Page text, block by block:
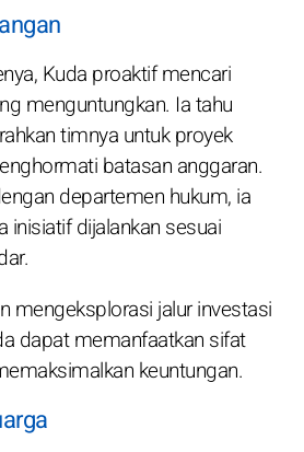
Kuda proaktif mencari
menguntungkan. Ia tahu
timnya untuk proyek
batasan anggaran.
departemen hukum, ia
dijalankan sesuai
mengeksplorasi jalur investasi
dapat memanfaatkan sifat
keuntungan.